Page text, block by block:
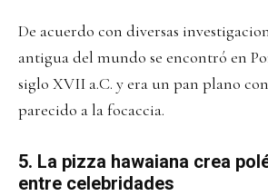
De acuerdo con diversas
antigua del mundo se encontró en
siglo XVII a.C. y era un pan plano
parecido a la focaccia.
5. La pizza hawaiana crea
entre celebridades